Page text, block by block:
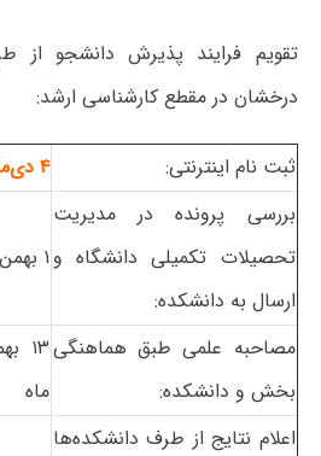
تقویم فرایند پذیرش دانشجو از
درخشان در مقطع کارشناسی ارشد:
ثبت نام اینترنتی:
۴ دی‌ماه لغایت ۳۰ دی‌ماه ۱۴۰۳
بررسی پرونده در مدیریت
تحصیلات تکمیلی دانشگاه و
ارسال به دانشکده:
۱ بهمن تا ۵ بهمن
مصاحبه علمی طبق هماهنگی
بخش و دانشکده:
ماه
اعلام نتایج از طرف دانشکده‌ها